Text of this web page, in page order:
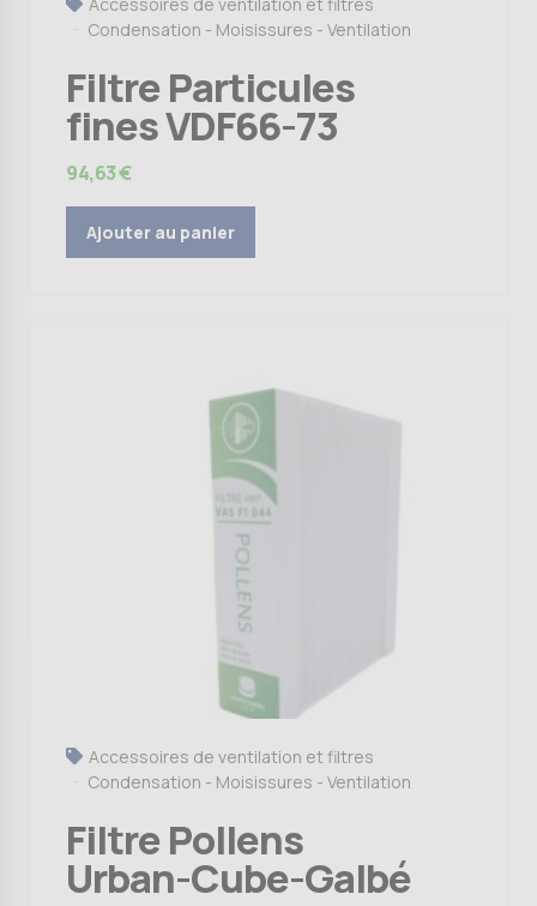
Condensation - Moisissures - Ventilation
Filtre Particules
fines VDF66-73
94,63€
Ajouter au panier
Accessoires de ventilation et filtres
Condensation - Moisissures - Ventilation
Filtre Pollens
Urban-Cube-Galbé